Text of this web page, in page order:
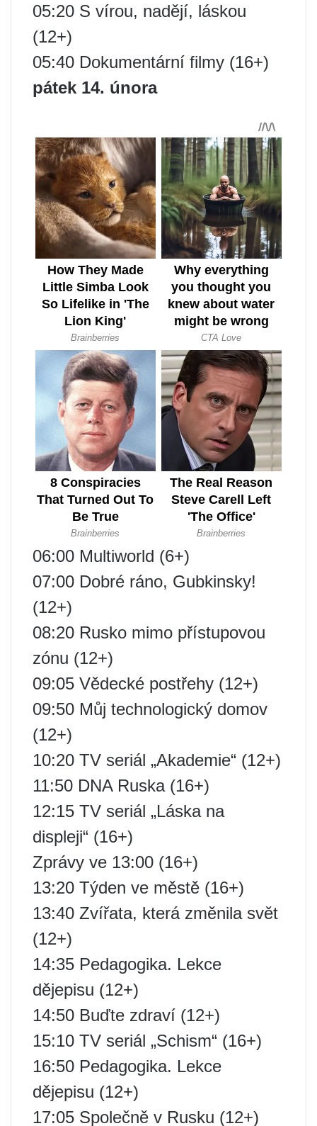
05:20 S vírou, nadějí, láskou
(12+)
05:40 Dokumentární filmy (16+)
pátek 14. února
06:00 Multiworld (6+)
07:00 Dobré ráno, Gubkinsky!
(12+)
08:20 Rusko mimo přístupovou
zónu (12+)
09:05 Vědecké postřehy (12+)
09:50 Můj technologický domov
(12+)
10:20 TV seriál „Akademie“ (12+)
11:50 DNA Ruska (16+)
12:15 TV seriál „Láska na
displeji“ (16+)
Zprávy ve 13:00 (16+)
13:20 Týden ve městě (16+)
13:40 Zvířata, která změnila svět
(12+)
14:35 Pedagogika. Lekce
dějepisu (12+)
14:50 Buďte zdraví (12+)
15:10 TV seriál „Schism“ (16+)
16:50 Pedagogika. Lekce
dějepisu (12+)
17:05 Společně v Rusku (12+)